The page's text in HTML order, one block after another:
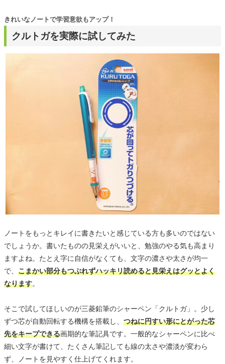
クルトガを実際に試してみた
きれいなノートで学習意欲もアップ！
ノートをもっとキレイに書きたいと感じている方も多いのではない
でしょうか。書いたものの見栄えがいいと、勉強のやる気も高まり
ますよね。たとえ字に自信がなくても、文字の濃さや太さが均一
で、 こまかい部分もつぶれずハッキリ読めると見栄えはグッとよく
なります。
そこで試してほしいのが三菱鉛筆のシャーペン「クルトガ」。少し
ずつ芯が自動回転する機構を搭載し、 つねに円すい形にとがった芯
先をキープできる画期的な筆記具です。一般的なシャーペンに比べ
細い文字が書けて、たくさん筆記しても線の太さや濃淡が変わら
ず、ノートを見やすく仕上げてくれます。